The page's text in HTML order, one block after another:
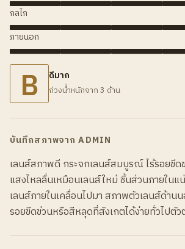
กลไก
ภายนอก
B ดีมาก
ถ่วงน้ำหนักจาก 3 ด้าน
บันทึกสภาพจาก ADMIN
เลนส์สภาพดี กระจกเลนส์สมบูรณ์ ไร้รอยขีด
แสงไหลลื่นเหมือนเลนส์ใหม่ ชิ้นส่วนภายในแ
เลนส์ภายในเคลื่อนไปมา สภาพตัวเลนส์ด้าน
รอยขีดข่วนหรือสีหลุดที่สังเกตได้ง่ายทั่วไปตัว